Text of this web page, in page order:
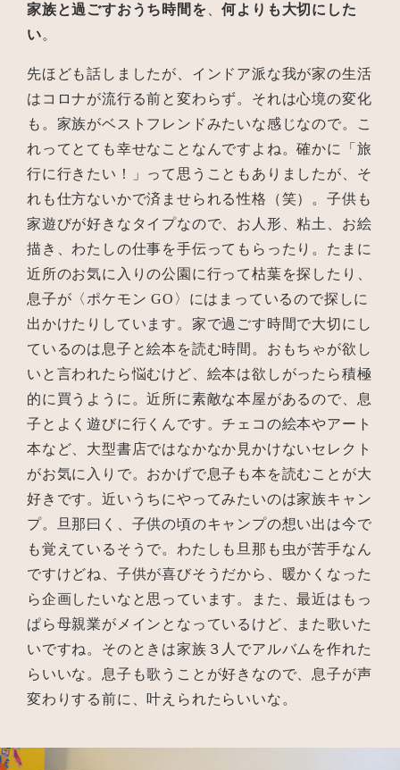
家族と過ごすおうち時間を 、何よりも大切にした
い。
先ほども話しましたが、インドア派な我が家の生活
はコロナが流行る前と変わらず。それは心境の変化
も。家族がベストフレンドみたいな感じなので。こ
れってとても幸せなことなんですよね。確かに「旅
行に行きたい！」って思うこともありましたが、そ
れも仕方ないかで済ませられる性格（笑）。子供も
家遊びが好きなタイプなので、お人形、粘土、お絵
描き、わたしの仕事を手伝ってもらったり。たまに
近所のお気に入りの公園に行って枯葉を探したり、
息子が〈ポケモン GO〉にはまっているので探しに
出かけたりしています。家で過ごす時間で大切にし
ているのは息子と絵本を読む時間。おもちゃが欲し
いと言われたら悩むけど、絵本は欲しがったら積極
的に買うように。近所に素敵な本屋があるので、息
子とよく遊びに行くんです。チェコの絵本やアート
本など、大型書店ではなかなか見かけないセレクト
がお気に入りで。おかげで息子も本を読むことが大
好きです。近いうちにやってみたいのは家族キャン
プ。旦那曰く、子供の頃のキャンプの想い出は今で
も覚えているそうで。わたしも旦那も虫が苦手なん
ですけどね、子供が喜びそうだから、暖かくなった
ら企画したいなと思っています。また、最近はもっ
ぱら母親業がメインとなっているけど、また歌いた
いですね。そのときは家族３人でアルバムを作れた
らいいな。息子も歌うことが好きなので、息子が声
変わりする前に、叶えられたらいいな。